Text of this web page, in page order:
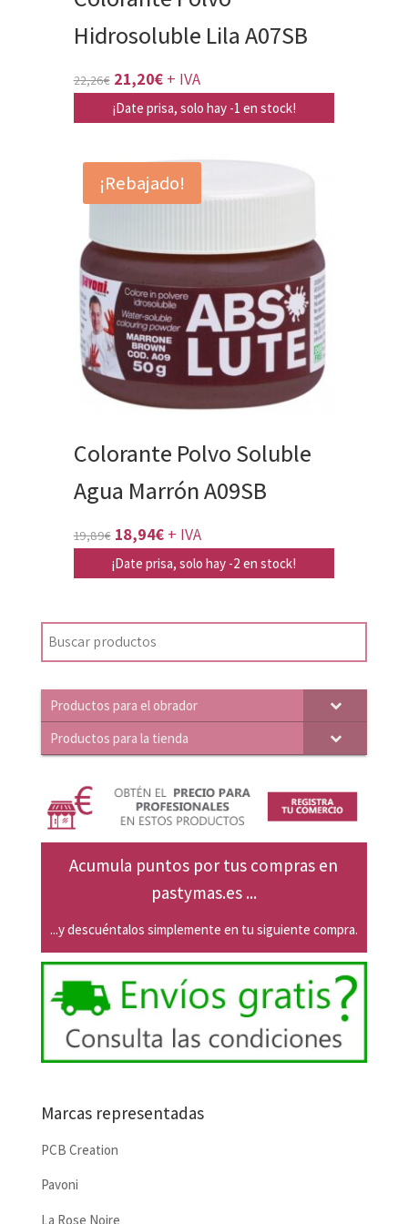
Hidrosoluble Lila A07SB
22,26€ El
precio
era:
22,26€.
21,20€El
precio
es:
21,20€.
+ IVA
¡Date prisa, solo hay -1 en stock!
¡Rebajado!
Colorante Polvo Soluble
Agua Marrón A09SB
19,89€ El
precio
19,89€.
18,94€El
precio
+ IVA
¡Date prisa, solo hay -2 en stock!
Productos para el obrador
Productos para la tienda
Acumula puntos por tus compras en
pastymas.es ...
...y descuéntalos simplemente en tu siguiente compra.
Marcas representadas
PCB Creation
Pavoni
La Rose Noire